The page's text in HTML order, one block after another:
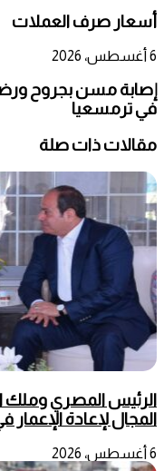
أسعار صرف العملات
6 أغسطس، 2026
إصابة مسن بجروح
في ترمسعيا
مقالات ذات صلة
الرئيس المصري وملك
المجال لإعادة الإعمار
6 أغسطس، 2026